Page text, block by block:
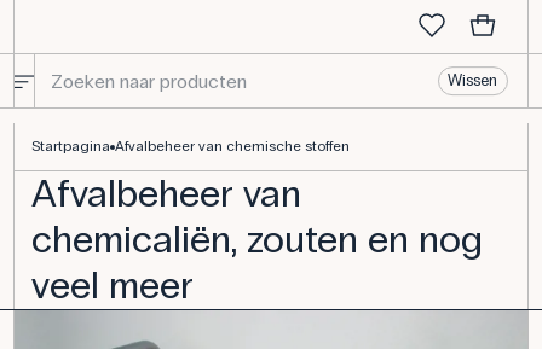
Wissen
Startpagina Afvalbeheer van chemische stoffen
Afvalbeheer van
chemicaliën, zouten en nog
veel meer